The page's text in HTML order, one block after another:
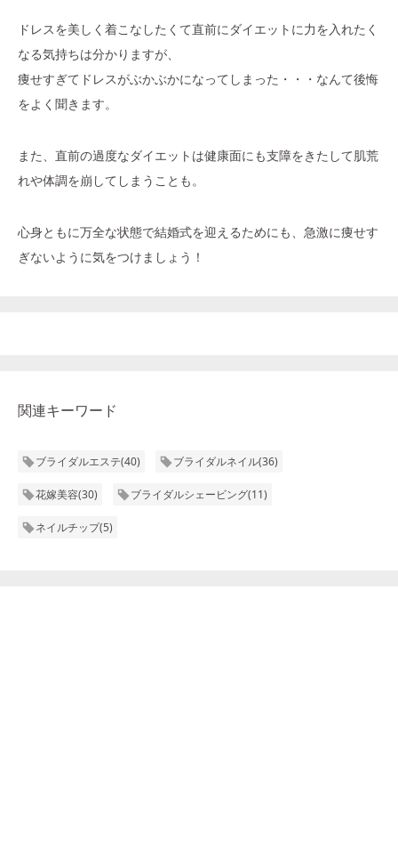
ドレスを美しく着こなしたくて直前にダイエットに力を入れたく
なる気持ちは分かりますが、
痩せすぎてドレスがぶかぶかになってしまった・・・なんて後悔
をよく聞きます。
また、直前の過度なダイエットは健康面にも支障をきたして肌荒
れや体調を崩してしまうことも。
心身ともに万全な状態で結婚式を迎えるためにも、急激に痩せす
ぎないように気をつけましょう！
関連キーワード
ブライダルエステ(40) ブライダルネイル(36)
花嫁美容(30) ブライダルシェービング(11)
ネイルチップ(5)